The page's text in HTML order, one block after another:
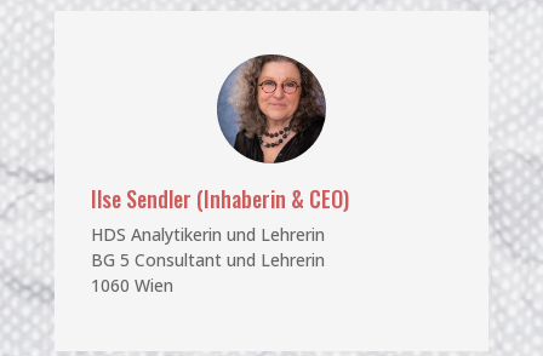
Ilse Sendler (Inhaberin & CEO)
HDS Analytikerin und Lehrerin
BG 5 Consultant und Lehrerin
1060 Wien